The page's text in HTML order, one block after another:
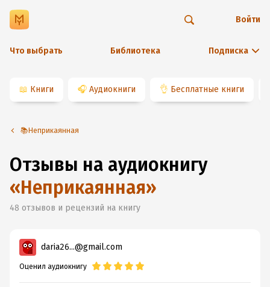
Что выбрать Библиотека Подписка
Войти
📖 Книги 🎧 Аудиокниги 👌 Бесплатные книги
📚Неприкаянная
Отзывы на аудиокнигу
«Неприкаянная»
48 отзывов и рецензий на книгу
daria26...@gmail.com
Оценил аудиокнигу